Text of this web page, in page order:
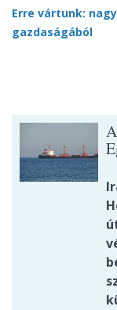
Erre vártunk:
gazdaságából